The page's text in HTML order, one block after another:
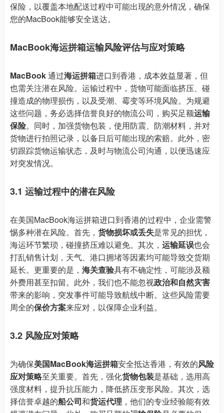
保险，以覆盖本地配送过程中可能出现的意外情况，确保
您的MacBook能够安全送达。
MacBook海运拼箱运输风险评估与应对策略
MacBook通过海运拼箱进口到香港，成本效益显著，但
也需关注潜在风险。运输过程中，货物可能面临挤压、碰
撞造成的物理损伤，以及受潮、霉变等环境风险。为规避
这些问题，务必选择信誉良好的物流公司，购买足额运输
保险。同时，加强货物包装，使用防震、防潮材料，并对
货物进行拍照记录，以备日后可能出现的索赔。此外，密
切跟踪货物运输状态，及时与物流公司沟通，以便迅速应
对突发情况。
3.1 运输过程中的潜在风险
在美国MacBook海运拼箱进口到香港的过程中，企业需警
惕多种潜在风险。首先， 货物损坏或丢失是常见的担忧，
海运环节繁琐，碰撞挤压难以避免。其次， 运输延误也会
打乱销售计划，天气、港口拥堵等因素均可能导致交货期
延长。更重要的是， 海关查验具有不确定性，可能涉及额
外费用甚至扣留。此外，我们也不能忽视政治和自然灾害
带来的影响，突发事件可能导致航线中断。这些风险需要
周全的保价方案来应对，以保障企业利益。
3.2 风险应对策略
为确保美国MacBook海运拼箱安全抵达香港，有效的风险
应对策略至关重要。首先，强化货物包装是基础，选用高
强度材料，提升抗压能力，降低挤压变形风险。其次，选
择信誉卓越的船公司和货运代理 ，他们的专业经验能有效